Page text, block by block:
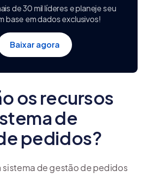
de 30 mil líderes e planeje seu
base em dados exclusivos!
Baixar agora
os recursos
de
pedidos?
sistema de gestão de pedidos